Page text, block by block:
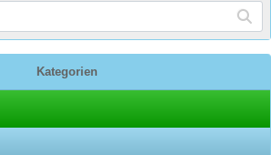
Kategorien